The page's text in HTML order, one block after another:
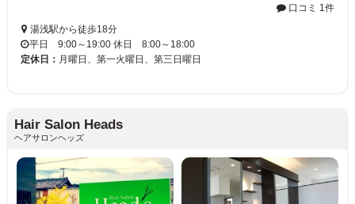
口コミ 1件
湯浅駅から徒歩18分
平日 9:00～19:00 休日 8:00～18:00
定休日： 月曜日、第一火曜日、第三日曜日
Hair Salon Heads
ヘアサロンヘッズ